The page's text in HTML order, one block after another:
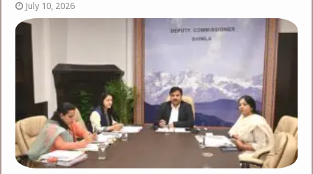
July 10, 2026